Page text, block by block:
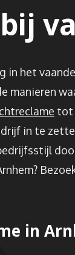
in het
manieren
tot
in te
in